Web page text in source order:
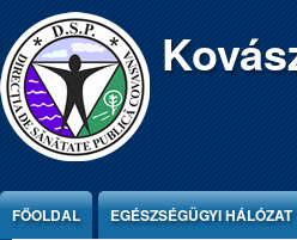
Jump to Content
FŐOLDAL EGÉSZSÉGÜGYI HÁLÓZAT